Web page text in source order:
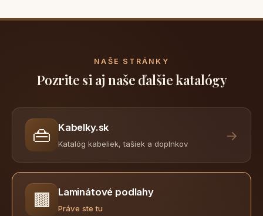
NAŠE STRÁNKY
Pozrite si aj naše ďalšie katalógy
👜 Kabelky.sk
Katalóg kabeliek, tašiek a doplnkov
→
🟫 Laminátové podlahy
Práve ste tu